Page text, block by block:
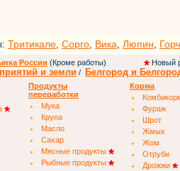
Тритикале Сорго Вика Люпин
России (Кроме работы)
Новый
и земли / Белгород и
Продукты
переработки
Мука
Крупа
Масло
Сахар
Мясные продукты
Рыбные продукты
Корма
Фураж
Шрот
Жмых
Жом
Отруби
Дрожжи